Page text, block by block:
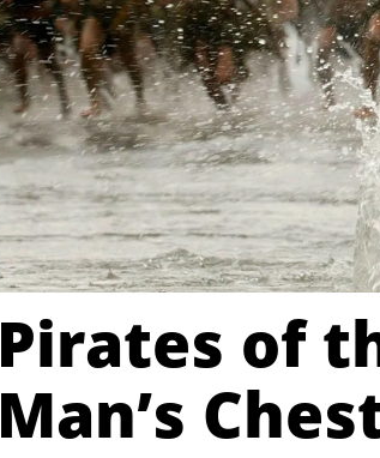
Pirates of
Man’s